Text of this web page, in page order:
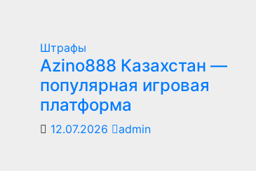
Штрафы
Azino888 Казахстан —
популярная игровая
платформа
12.07.2026 admin